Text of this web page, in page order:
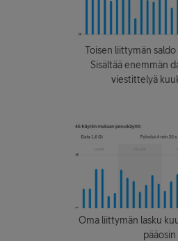
Toisen liittymän
Sisältää enemmän
viestittelyä
Oma liittymän lasku
pääosin